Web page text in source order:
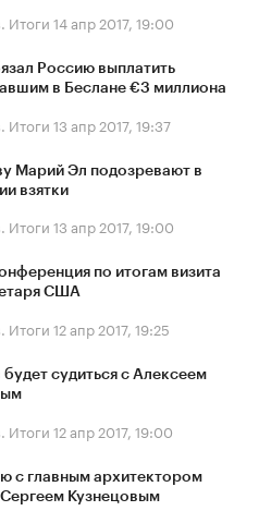
Итоги 14 апр 2017, 19:00
Россию выплатить
в Беслане €3 миллиона
Итоги 13 апр 2017, 19:37
Марий Эл подозревают в
взятки
Итоги 13 апр 2017, 19:00
по итогам визита
США
Итоги 12 апр 2017, 19:25
судиться с Алексеем
Итоги 12 апр 2017, 19:00
с главным архитектором
Кузнецовым